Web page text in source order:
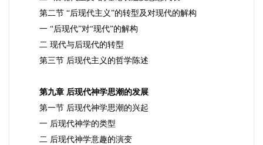
第二节 “后现代主义”的转型及对现代的解构
一 “后现代”对“现代”的解构
二 现代与后现代的转型
第三节 后现代主义的哲学陈述
第九章 后现代神学思潮的发展
第一节 后现代神学思潮的兴起
一 后现代神学的类型
二 后现代神学意趣的演变